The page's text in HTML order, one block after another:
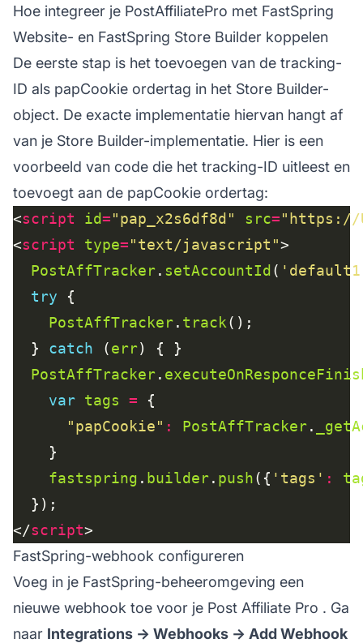
Hoe integreer je PostAffiliatePro met FastSpring
Website- en FastSpring Store Builder koppelen
De eerste stap is het toevoegen van de tracking-
ID als papCookie ordertag in het Store Builder-
object. De exacte implementatie hiervan hangt af
van je Store Builder-implementatie. Hier is een
voorbeeld van code die het tracking-ID uitleest en
toevoegt aan de papCookie ordertag:
<script id="pap_x2s6df8d" src="https://
<script type="text/javascript"
PostAffTracker. setAccountId(
try
PostAffTracker. track
  }
catch (err
PostAffTracker.
var tags =
"papCookie" : PostAffTracker.
fastspring . builder. push({ 'tags' :
</script
FastSpring-webhook configureren
Voeg in je FastSpring-beheeromgeving een
nieuwe webhook toe voor je Post Affiliate Pro . Ga
naar Integrations -> Webhooks -> Add Webhook